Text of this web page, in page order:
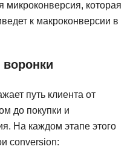
которая
к макроконверсии в
путь клиента от
до покупки и
На каждом этапе этого
conversion:
19 отзывов